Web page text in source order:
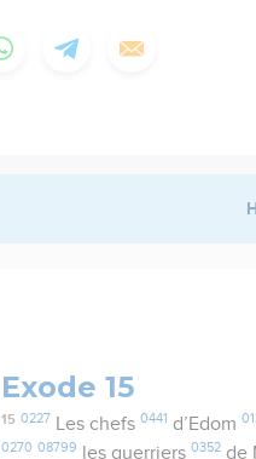
Exode 15
15 0227 Les chefs 0441 d’Edom
0270 08799 les guerriers0352 de